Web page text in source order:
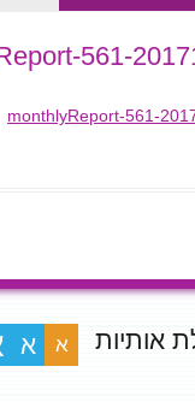
201711-
201711-
אותיות א א